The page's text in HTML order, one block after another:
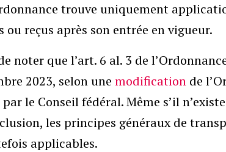
trouve uniquement
reçus après son entrée en vigueur.
noter que l’art. 6 al. 3 de
2023, selon une modification de
le Conseil fédéral. Même s’il
les principes généraux de
applicables.